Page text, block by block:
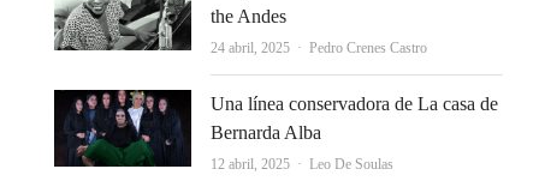
the Andes
24 abril, 2025 Autor
Pedro Crenes Castro
Una línea conservadora de La casa de
Bernarda Alba
12 abril, 2025 Autor
Leo De Soulas